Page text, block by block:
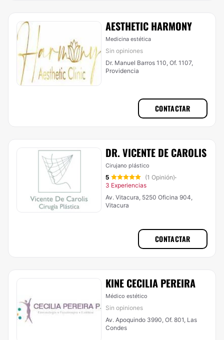
AESTHETIC HARMONY
Medicina estética
Sin opiniones
Dr. Manuel Barros 110, Of. 1107,
Providencia
CONTACTAR
DR. VICENTE DE CAROLIS
Cirujano plástico
5 (1 Opinión)·
3 Experiencias
Av. Vitacura, 5250 Oficina 904,
Vitacura
CONTACTAR
KINE CECILIA PEREIRA
Médico estético
Sin opiniones
Av. Apoquindo 3990, Of. 801, Las
Condes